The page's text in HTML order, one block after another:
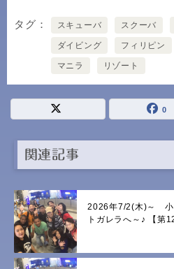
タグ スキューバ スクーバ
ダイビング フィリピン
マニラ リゾート
0
関連記事
2026年7/2(木)～ 小
トガレラへ～♪ 【